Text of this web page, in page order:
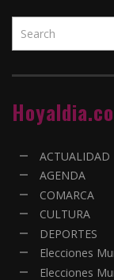
ACTUALIDAD
AGENDA
COMARCA
CULTURA
DEPORTES
Elecciones
Elecciones